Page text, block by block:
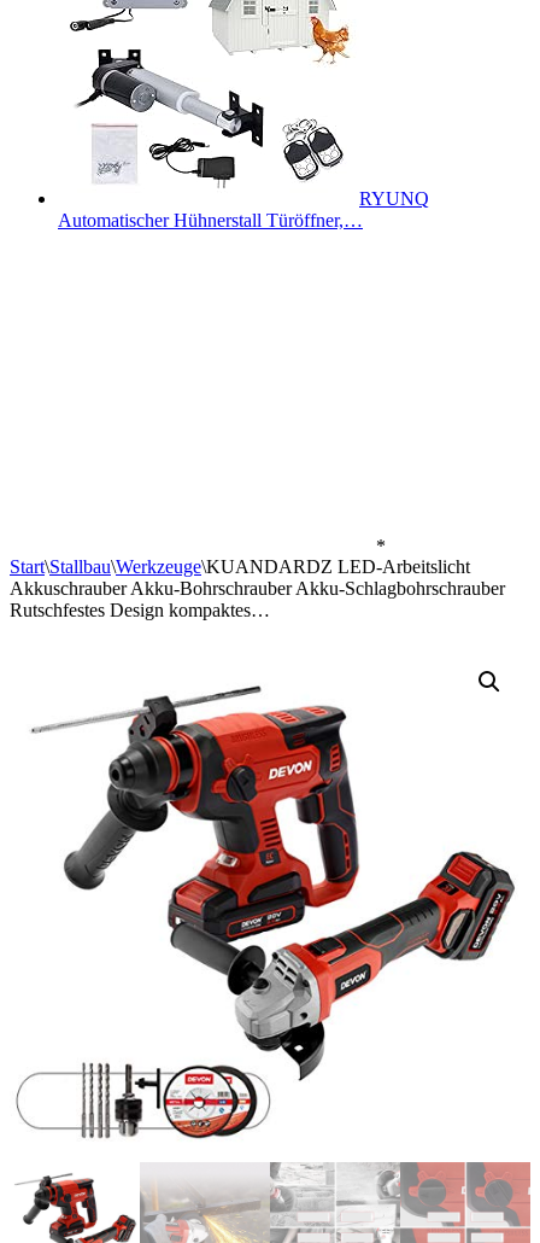
RYUNQ
Automatischer Hühnerstall Türöffner,…
*
Start\Stallbau\Werkzeuge\KUANDARDZ LED-Arbeitslicht
Akkuschrauber Akku-Bohrschrauber Akku-Schlagbohrschrauber
Rutschfestes Design kompaktes…